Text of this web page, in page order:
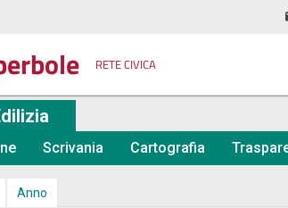
RETE CIVICA
Scrivania Cartografia
Anno